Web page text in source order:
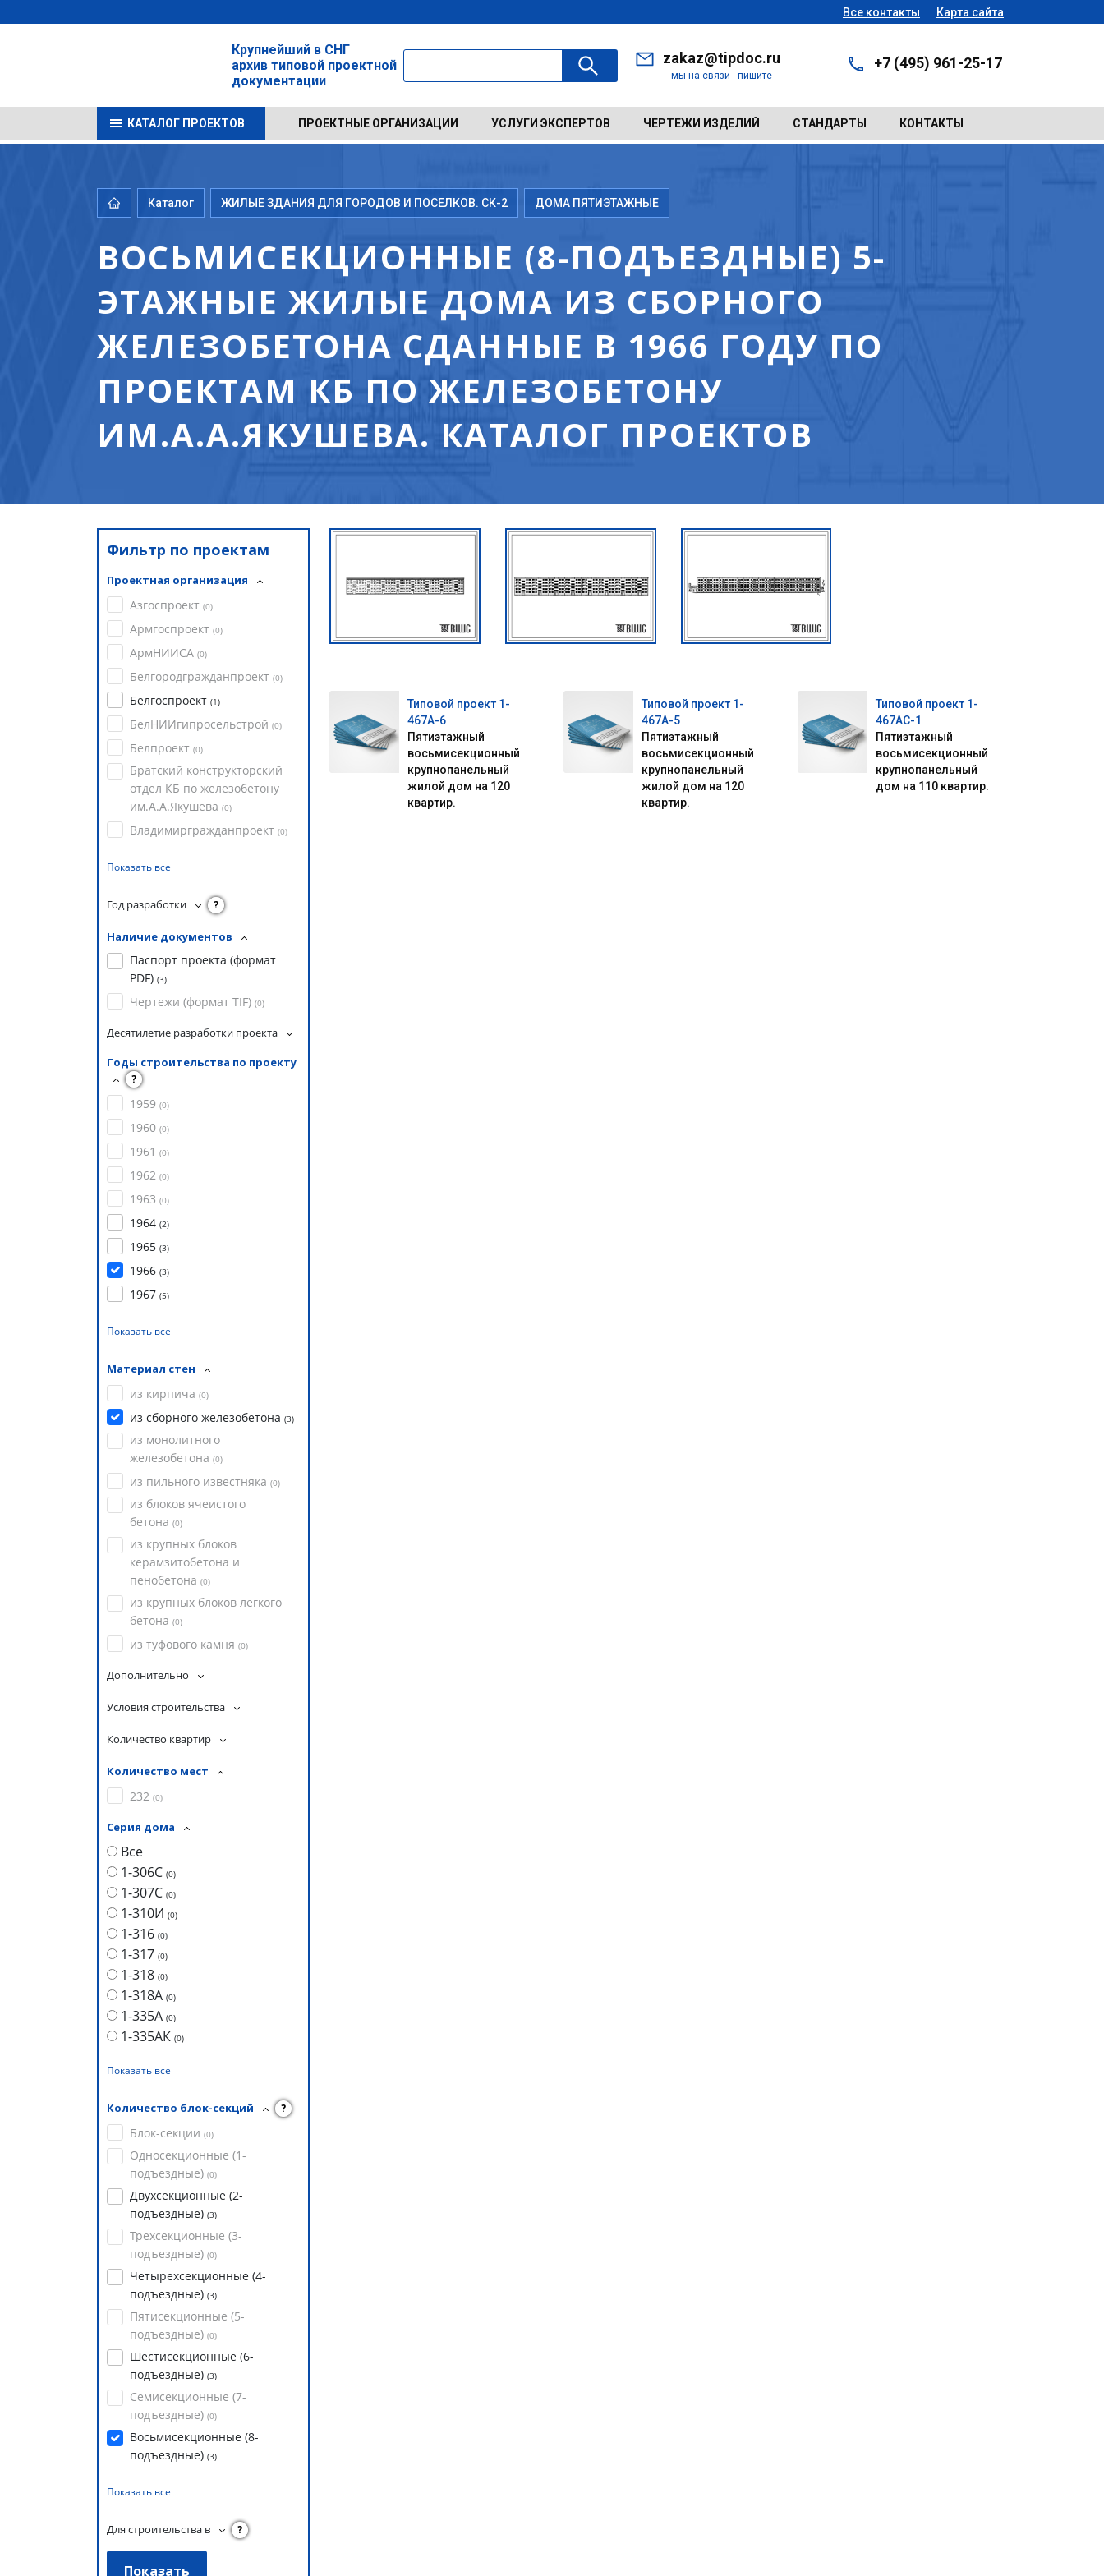
Все контакты Карта сайта
Крупнейший в СНГ
архив типовой проектной
документации
zakaz@tipdoc.ru
мы на связи - пишите
+7 (495) 961-25-17
КАТАЛОГ ПРОЕКТОВ ПРОЕКТНЫЕ ОРГАНИЗАЦИИ УСЛУГИ ЭКСПЕРТОВ ЧЕРТЕЖИ ИЗДЕЛИЙ СТАНДАРТЫ КОНТАКТЫ
Каталог ЖИЛЫЕ ЗДАНИЯ ДЛЯ ГОРОДОВ И ПОСЕЛКОВ. СК-2 ДОМА ПЯТИЭТАЖНЫЕ
ВОСЬМИСЕКЦИОННЫЕ (8-ПОДЪЕЗДНЫЕ) 5-
ЭТАЖНЫЕ ЖИЛЫЕ ДОМА ИЗ СБОРНОГО
ЖЕЛЕЗОБЕТОНА СДАННЫЕ В 1966 ГОДУ ПО
ПРОЕКТАМ КБ ПО ЖЕЛЕЗОБЕТОНУ
ИМ.А.А.ЯКУШЕВА. КАТАЛОГ ПРОЕКТОВ
Фильтр по проектам
Проектная организация
Азгоспроект (0)
Армгоспроект (0)
АрмНИИСА (0)
Белгородгражданпроект (0)
Белгоспроект (1)
БелНИИгипросельстрой (0)
Белпроект (0)
Братский конструкторский
отдел КБ по железобетону
им.А.А.Якушева (0)
Владимиргражданпроект (0)
Показать все
Год разработки ?
Наличие документов
Паспорт проекта (формат
PDF) (3)
Чертежи (формат TIF) (0)
Десятилетие разработки проекта
Годы строительства по проекту
?
1959 (0)
1960 (0)
1961 (0)
1962 (0)
1963 (0)
1964 (2)
1965 (3)
1966 (3)
1967 (5)
Показать все
Материал стен
из кирпича (0)
из сборного железобетона (3)
из монолитного
железобетона (0)
из пильного известняка (0)
из блоков ячеистого
бетона (0)
из крупных блоков
керамзитобетона и
пенобетона (0)
из крупных блоков легкого
бетона (0)
из туфового камня (0)
Дополнительно
Условия строительства
Количество квартир
Количество мест
232 (0)
Серия дома
Все
1-306С (0)
1-307С (0)
1-310И (0)
1-316 (0)
1-317 (0)
1-318 (0)
1-318А (0)
1-335А (0)
1-335АК (0)
Показать все
Количество блок-секций ?
Блок-секции (0)
Односекционные (1-
подъездные) (0)
Двухсекционные (2-
подъездные) (3)
Трехсекционные (3-
подъездные) (0)
Четырехсекционные (4-
подъездные) (3)
Пятисекционные (5-
подъездные) (0)
Шестисекционные (6-
подъездные) (3)
Семисекционные (7-
подъездные) (0)
Восьмисекционные (8-
подъездные) (3)
Показать все
Для строительства в ?
Типовой проект 1-
467А-6
Пятиэтажный
восьмисекционный
крупнопанельный
жилой дом на 120
квартир.
Типовой проект 1-
467А-5
Пятиэтажный
восьмисекционный
крупнопанельный
жилой дом на 120
квартир.
Типовой проект 1-
467АС-1
Пятиэтажный
восьмисекционный
крупнопанельный
дом на 110 квартир.